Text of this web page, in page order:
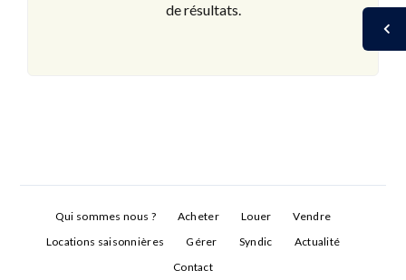
de résultats.
Qui sommes nous ? Acheter Louer
Vendre
Locations saisonnières
Gérer Syndic
Actualité
Contact